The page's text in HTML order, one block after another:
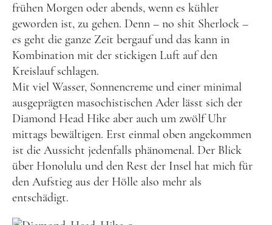
Ungarn
Südeuropa
Griechenland
Italien
Malta
Spanien
Zypern
Westeuropa
Deutschland
frühen Morgen oder abends, wenn es kühler
geworden ist, zu gehen. Denn – no shit Sherlock –
es geht die ganze Zeit bergauf und das kann in
Kombination mit der stickigen Luft auf den
Kreislauf schlagen.
Mit viel Wasser, Sonnencreme und einer minimal
ausgeprägten masochistischen Ader lässt sich der
Diamond Head Hike aber auch um zwölf Uhr
mittags bewältigen. Erst einmal oben angekommen
ist die Aussicht jedenfalls phänomenal. Der Blick
über Honolulu und den Rest der Insel hat mich für
den Aufstieg aus der Hölle also mehr als
entschädigt.